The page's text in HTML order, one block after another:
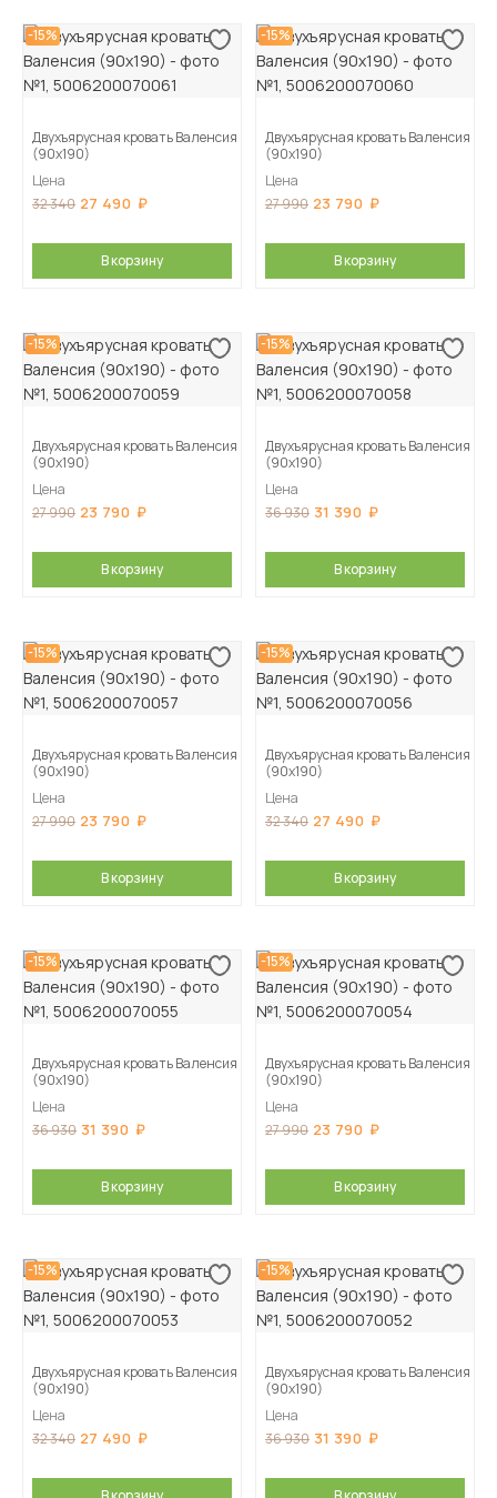
-15%
Двухъярусная кровать Валенсия
(90х190)
Цена
32 340 27 490
В корзину
-15%
Двухъярусная кровать Валенсия
(90х190)
Цена
27 990 23 790
В корзину
-15%
Двухъярусная кровать Валенсия
(90х190)
Цена
27 990 23 790
В корзину
-15%
Двухъярусная кровать Валенсия
(90х190)
Цена
36 930 31 390
В корзину
-15%
Двухъярусная кровать Валенсия
(90х190)
Цена
27 990 23 790
В корзину
-15%
Двухъярусная кровать Валенсия
(90х190)
Цена
32 340 27 490
В корзину
-15%
Двухъярусная кровать Валенсия
(90х190)
Цена
36 930 31 390
В корзину
-15%
Двухъярусная кровать Валенсия
(90х190)
Цена
27 990 23 790
В корзину
-15%
Двухъярусная кровать Валенсия
(90х190)
Цена
32 340 27 490
-15%
Двухъярусная кровать Валенсия
(90х190)
Цена
36 930 31 390